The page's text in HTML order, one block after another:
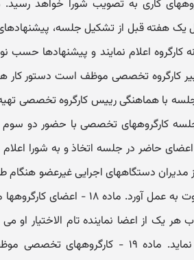
هفته قبل از تشکیل جلسه،
کارگروه اعلام نمایند و پیشنهادها حسب
کارگروه تخصصی موظف است دستور کار هر
با هماهنگی رییس کارگروه تخصصی
اعضا برساند. ماده ۱۷ - جلسه کارگروههای تخصصی با
اعضای حاضر در جلسه اتخاذ و به شورا
دستگاههای اجرایی غیرعضو
برای شرکت در جلسه با حق رأی دعوت به عمل
یک از اعضا نماینده تام الاختیار او
دبیرخانه کارگروه در جلسه شرکت نماید. ماده ۱۹ -